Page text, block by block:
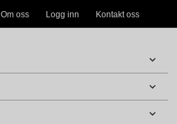
Om oss Logg inn Kontakt oss